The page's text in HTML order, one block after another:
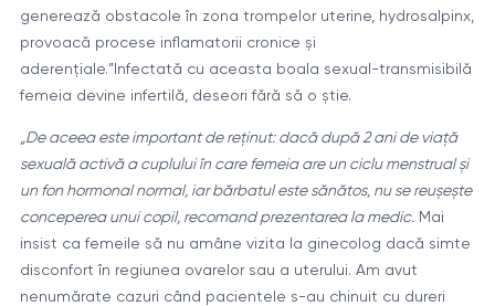
generează obstacole în zona trompelor uterine, hydrosalpinx,
provoacă procese inflamatorii cronice și
aderențiale.”Infectată cu aceasta boala sexual-transmisibilă
femeia devine infertilă, deseori fără să o știe.
„De aceea este important de reținut: dacă după 2 ani de viață
sexuală activă a cuplului în care femeia are un ciclu menstrual și
un fon hormonal normal, iar bărbatul este sănătos, nu se reușește
conceperea unui copil, recomand prezentarea la medic. Mai
insist ca femeile să nu amâne vizita la ginecolog dacă simte
disconfort în regiunea ovarelor sau a uterului. Am avut
nenumărate cazuri când pacientele s-au chinuit cu dureri